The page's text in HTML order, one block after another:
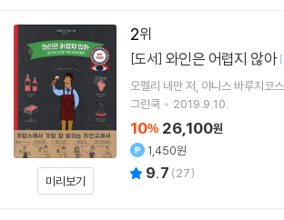
2
미리보기
[도서] 와인은 어렵지 않아 [
오펠리 네만저 야니스 바루치코스
그린쿡
2019.9.10.
10% 26,100원
1,450원
9.7 (27)